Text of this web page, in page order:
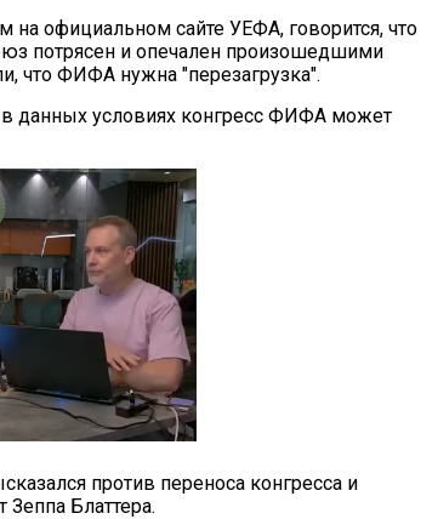
на официальном сайте УЕФА, говорится, что
потрясен и опечален произошедшими
что ФИФА нужна "перезагрузка".
в данных условиях конгресс ФИФА может
против переноса конгресса и
Блаттера.